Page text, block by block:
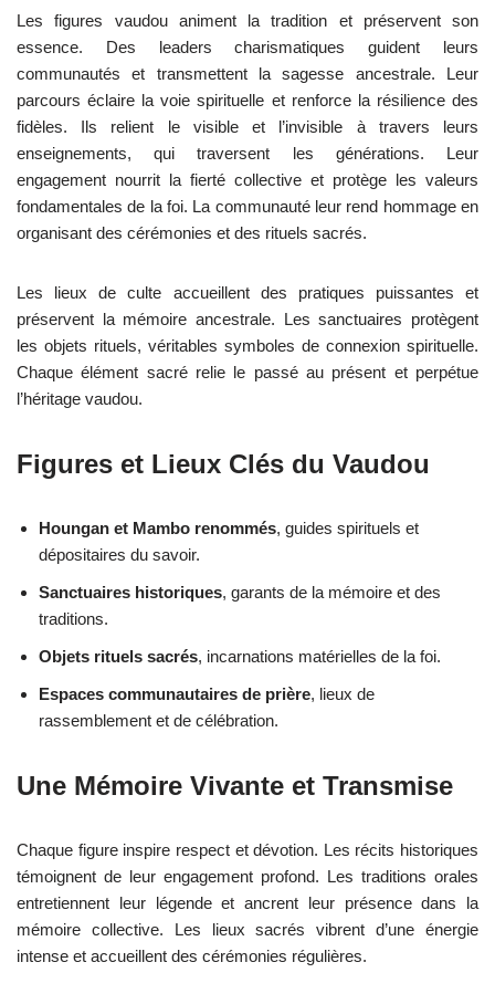
Les figures vaudou animent la tradition et préservent son
essence. Des leaders charismatiques guident leurs
communautés et transmettent la sagesse ancestrale. Leur
parcours éclaire la voie spirituelle et renforce la résilience des
fidèles. Ils relient le visible et l’invisible à travers leurs
enseignements, qui traversent les générations. Leur
engagement nourrit la fierté collective et protège les valeurs
fondamentales de la foi. La communauté leur rend hommage en
organisant des cérémonies et des rituels sacrés.
Les lieux de culte accueillent des pratiques puissantes et
préservent la mémoire ancestrale. Les sanctuaires protègent
les objets rituels, véritables symboles de connexion spirituelle.
Chaque élément sacré relie le passé au présent et perpétue
l’héritage vaudou.
Figures et Lieux Clés du Vaudou
Houngan et Mambo renommés, guides spirituels et
dépositaires du savoir.
Sanctuaires historiques, garants de la mémoire et des
traditions.
Objets rituels sacrés, incarnations matérielles de la foi.
Espaces communautaires de prière, lieux de
rassemblement et de célébration.
Une Mémoire Vivante et Transmise
Chaque figure inspire respect et dévotion. Les récits historiques
témoignent de leur engagement profond. Les traditions orales
entretiennent leur légende et ancrent leur présence dans la
mémoire collective. Les lieux sacrés vibrent d’une énergie
intense et accueillent des cérémonies régulières.